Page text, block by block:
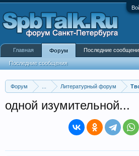
Форум Литературный форум
одной изумительной...
Главная Форум
Последние сообщения
Последние